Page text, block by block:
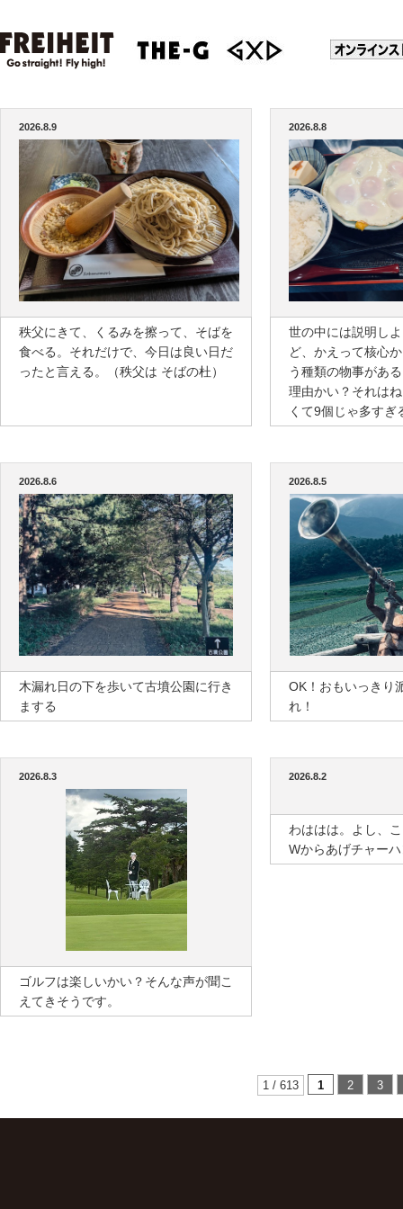
2026.8.9
秩父にきて、くるみを擦って、そばを
食べる。それだけで、今日は良い日だ
ったと言える。（秩父は そばの杜）
2026.8.8
世の中には説明し
ど、かえって核心
う種類の物事があ
理由かい？それは
くて9個じゃ多すぎ
2026.8.6
木漏れ日の下を歩いて古墳公園に行き
まする
2026.8.5
OK！おもいっきり
れ！
2026.8.3
ゴルフは楽しいかい？そんな声が聞こ
えてきそうです。
2026.8.2
わははは。よし、
Wからあげチャー
1 / 613 1 2 3